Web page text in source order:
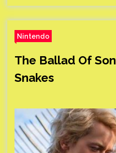
Nintendo
The Ballad Of
Snakes